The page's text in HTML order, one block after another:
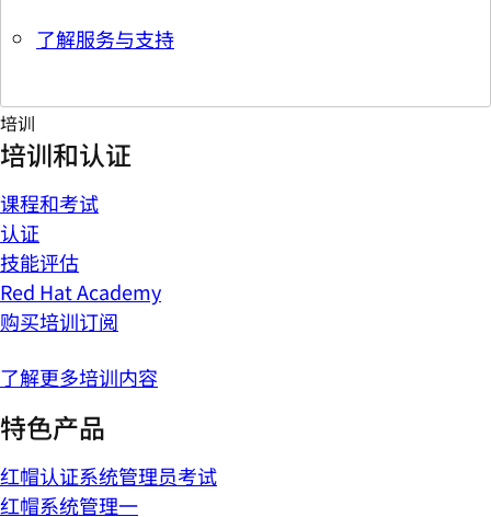
了解服务与支持
培训
培训和认证
课程和考试
认证
技能评估
Red Hat Academy
购买培训订阅
了解更多培训内容
特色产品
红帽认证系统管理员考试
红帽系统管理一